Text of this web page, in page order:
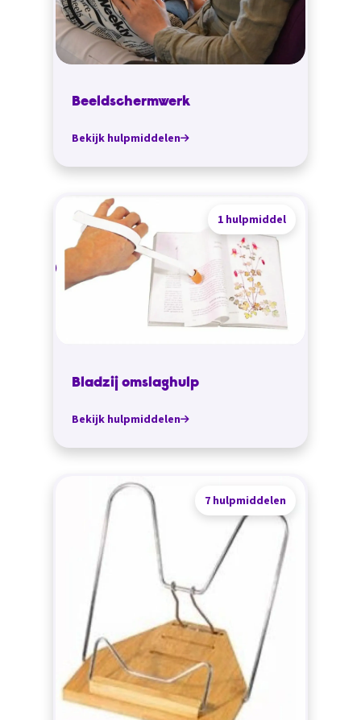
Beeldschermwerk
Bekijk hulpmiddelen
1 hulpmiddel
Bladzij omslaghulp
Bekijk hulpmiddelen
7 hulpmiddelen